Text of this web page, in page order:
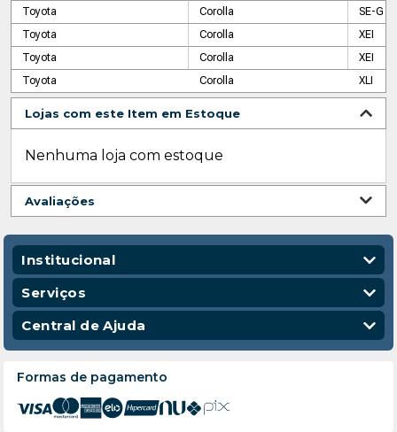
Toyota
Corolla
SE-G
Toyota
Corolla
XEI
Toyota
Corolla
XEI
Toyota
Corolla XLI
Lojas com este Item em Estoque
Nenhuma loja com estoque
Avaliações
Institucional
Quem Somos
Nossas Lojas
Código de Conduta
Serviços
Vendas Corporativas
Entregas
Central de Ajuda
Política de Privacidade
Política de Troca e Devolução
Política de Frete e Entrega
Atendimento
Formas de pagamento